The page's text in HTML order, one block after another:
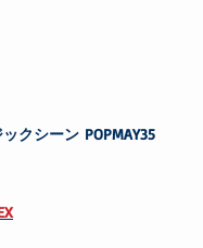
クシーン POPMAY35